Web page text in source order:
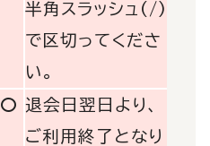
半角スラッシュ(/)
で区切ってくださ
い。
〇 退会日翌日より、
ご利用終了となり